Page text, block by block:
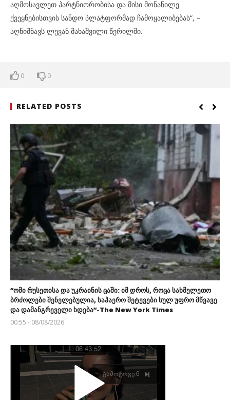
აღმოსავლეთ პარტნიორობისა და მისი მონაწილე
ქვეყნებისთვის სანდო პლატფორმად ჩამოყალიბებას“, –
აღნიშნავს ლევან მახაშვილი წერილში.
0 0
RELATED POSTS
“ომი რუსეთისა და უკრაინის ცაში: იმ დროს, როცა სახმელეთო
ბრძოლები შენელებულია, საჰაერო შეტევები სულ უფრო მწვავე
და დამანგრეველი ხდება”-The New York Times
00:55 - 08/08/2026